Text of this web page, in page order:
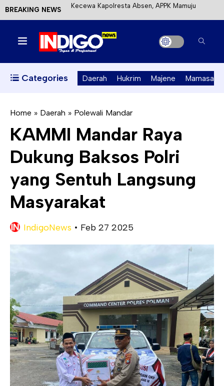
BREAKING NEWS Mahasiswa KKN-T Unhas Terapkan Papan Kode
Etik Wisata di Pantai Lawere Desa Lotang Salo
Satu DPO Pengeroyokan SPBU Tapalang
Ditangkap, Satu Lagi Kabur ke Kalimantan
Perizinan Air Tanah melalui Aplikasi SAPO
Kecewa Kapolresta Absen, APPK Mamuju
Soroti Kejanggalan Kasus Tambang Emas Ilegal
Categories Daerah Hukrim Majene Mamasa
Home » Daerah » Polewali Mandar
KAMMI Mandar Raya
Dukung Baksos Polri
yang Sentuh Langsung
Masyarakat
IndigoNews • Feb 27 2025